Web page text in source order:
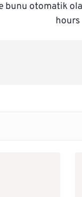
bunu otomatik
hours